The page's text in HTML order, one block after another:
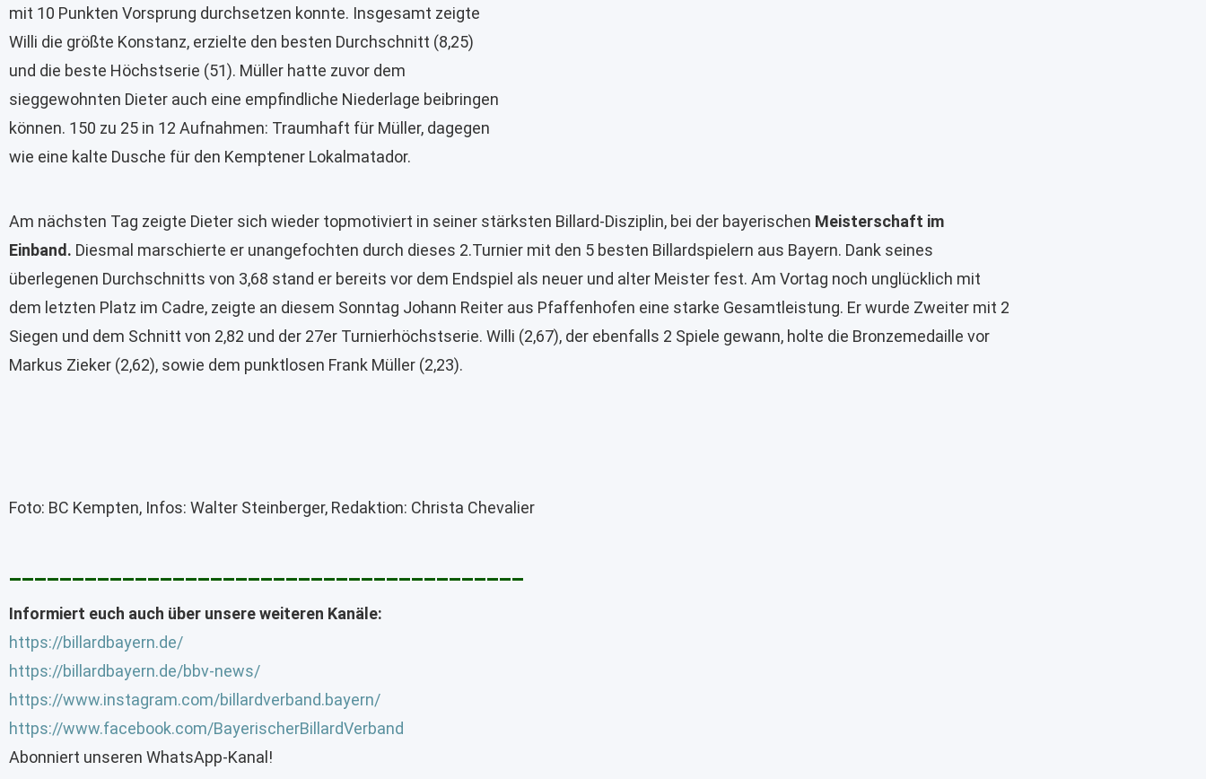
mit 10 Punkten Vorsprung durchsetzen konnte. Insgesamt zeigte
Willi die größte Konstanz, erzielte den besten Durchschnitt (8,25)
und die beste Höchstserie (51). Müller hatte zuvor dem
sieggewohnten Dieter auch eine empfindliche Niederlage beibringen
können. 150 zu 25 in 12 Aufnahmen: Traumhaft für Müller, dagegen
wie eine kalte Dusche für den Kemptener Lokalmatador.
Am nächsten Tag zeigte Dieter sich wieder topmotiviert in seiner stärksten Billard-Disziplin, bei der bayerischen Meisterschaft im
Einband. Diesmal marschierte er unangefochten durch dieses 2.Turnier mit den 5 besten Billardspielern aus Bayern. Dank seines
überlegenen Durchschnitts von 3,68 stand er bereits vor dem Endspiel als neuer und alter Meister fest. Am Vortag noch unglücklich mit
dem letzten Platz im Cadre, zeigte an diesem Sonntag Johann Reiter aus Pfaffenhofen eine starke Gesamtleistung. Er wurde Zweiter mit 2
Siegen und dem Schnitt von 2,82 und der 27er Turnierhöchstserie. Willi (2,67), der ebenfalls 2 Spiele gewann, holte die Bronzemedaille vor
Markus Zieker (2,62), sowie dem punktlosen Frank Müller (2,23).
Foto: BC Kempten, Infos: Walter Steinberger, Redaktion: Christa Chevalier
Informiert euch auch über unsere weiteren Kanäle:
https://billardbayern.de/
https://billardbayern.de/bbv-news/
https://www.instagram.com/billardverband.bayern/
https://www.facebook.com/BayerischerBillardVerband
Abonniert unseren WhatsApp-Kanal!